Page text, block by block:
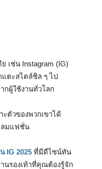
เช่น Instagram (IG)
ตะสไตล์ชิล ๆ ไป
กผู้ใช้งานทั่วโลก
ตัวของพวกเขาได้
ลมแฟชั่น
IG 2025 ที่มีดีไซน์ทัน
นรองเท้าที่คุณต้องรู้จัก